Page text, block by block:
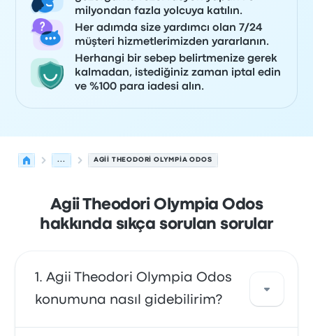
milyondan fazla yolcuya katılın.
Her adımda size yardımcı olan 7/24
müşteri hizmetlerimizden yararlanın.
Herhangi bir sebep belirtmenize gerek
kalmadan, istediğiniz zaman iptal edin
ve %100 para iadesi alın.
... AGII THEODORI OLYMPIA ODOS
Agii Theodori Olympia Odos
hakkında sıkça sorulan sorular
Agii Theodori Olympia Odos
konumuna nasıl gidebilirim?